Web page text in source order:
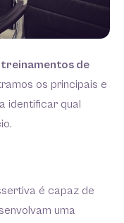
treinamentos de
os principais e
identificar qual
é capaz de
uma